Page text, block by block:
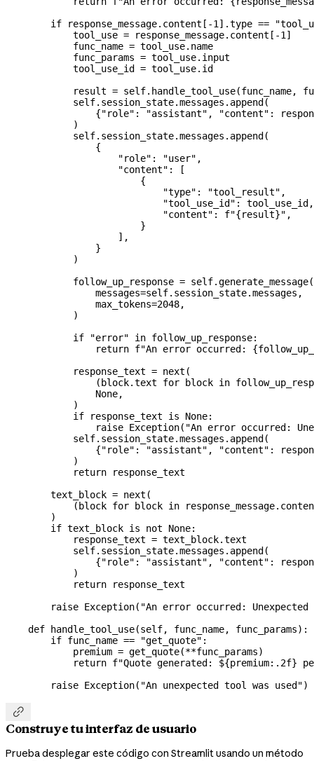
        if
response_message.content[ -1].type ==
            tool_use
= response_message.content[ -1]
            func_name
= tool_use.name
            func_params
= tool_use.input
            tool_use_id
= tool_use.id
            result
= self.handle_tool_use(func_name,
            self
.session_state.messages.append(
                {
"role" : "assistant" , "content" :
            )
            self
.session_state.messages.append(
                {
                    "role"
: "user" ,
                    "content"
: [
                        {
                            "type"
: "tool_result" ,
                            "tool_use_id"
: tool_use_id,
                            "content"
: f"{result}" ,
                        }
                    ],
                }
            )
            follow_up_response
= self.generate_message(
                messages
=self.session_state.messages,
                max_tokens
=2048,
            )
            if
"error" in follow_up_response:
                return
f"An error occurred: {
            response_text
= next (
                (block.text
for block in
                None
,
            )
            if
response_text is None:
                raise
Exception( "An error occurred:
            self
.session_state.messages.append(
                {
"role" : "assistant" , "content" :
            )
            return
response_text
        text_block
= next (
            (block
for block in
        )
        if
text_block is not None:
            response_text
= text_block.text
            self
.session_state.messages.append(
                {
"role" : "assistant" , "content" :
            )
            return
response_text
        raise
Exception( "An error occurred: Unexpected
    def
handle_tool_use(self, func_name, func_params):
        if
func_name == "get_quote" :
            premium
= get_quote(**func_params)
            return
f"Quote generated: ${premium:.2f}
        raise
Exception( "An unexpected tool was used")

Construye tu interfaz de usuario
Prueba desplegar este código con Streamlit usando un método